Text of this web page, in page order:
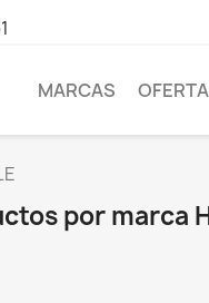
MARCAS
por marca